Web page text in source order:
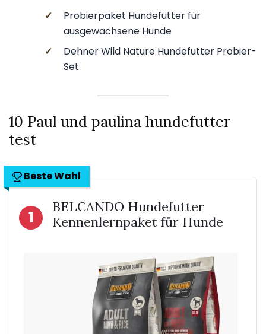
✓
Probierpaket Hundefutter für
ausgewachsene Hunde
✓
Dehner Wild Nature Hundefutter Probier-
Set
10 Paul und paulina hundefutter
test
Beste Wahl
1
BELCANDO Hundefutter
Kennenlernpaket für Hunde